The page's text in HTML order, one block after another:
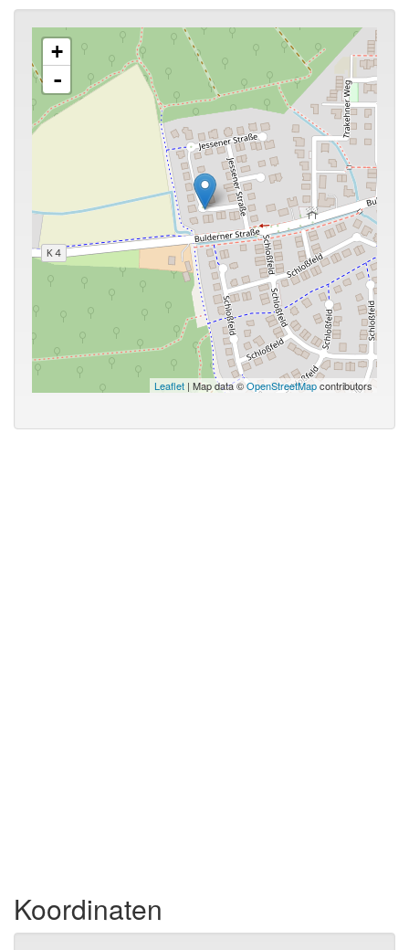
+
-
Leaflet | Map data ©OpenStreetMapcontributors
Koordinaten